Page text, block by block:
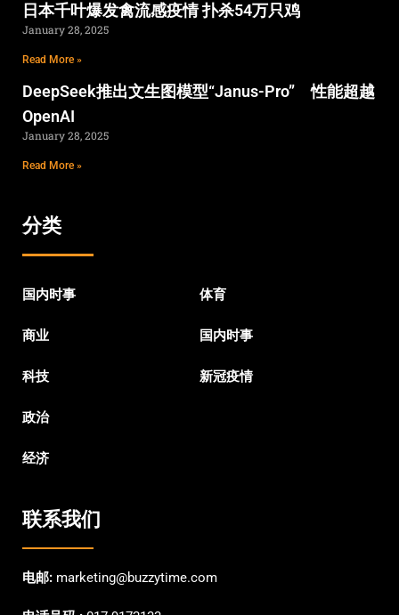
日本千叶爆发禽流感疫情 扑杀54万只鸡
January 28, 2025
Read More »
DeepSeek推出文生图模型“Janus-Pro” 性能超越
OpenAI
January 28, 2025
Read More »
分类
国内时事
商业
科技
政治
经济
体育
国内时事
新冠疫情
联系我们
电邮: marketing@buzzytime.com